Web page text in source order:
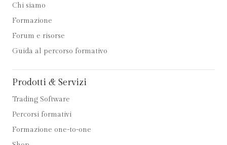
Chi siamo
Formazione
Forum e risorse
Guida al percorso formativo
Prodotti & Servizi
Trading Software
Percorsi formativi
Formazione one-to-one